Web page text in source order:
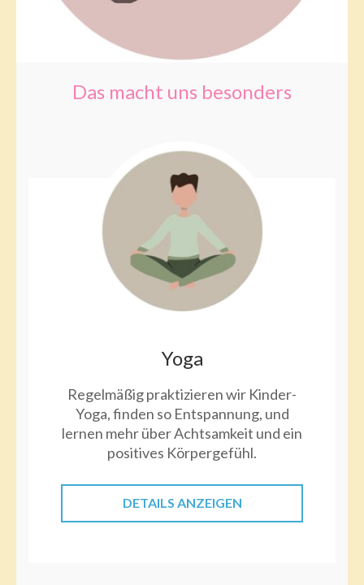
Das macht uns besonders
Yoga
Regelmäßig praktizieren wir Kinder-
Yoga, finden so Entspannung, und
lernen mehr über Achtsamkeit und ein
positives Körpergefühl.
DETAILS ANZEIGEN